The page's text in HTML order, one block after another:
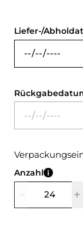
Liefer-/
Anzahl